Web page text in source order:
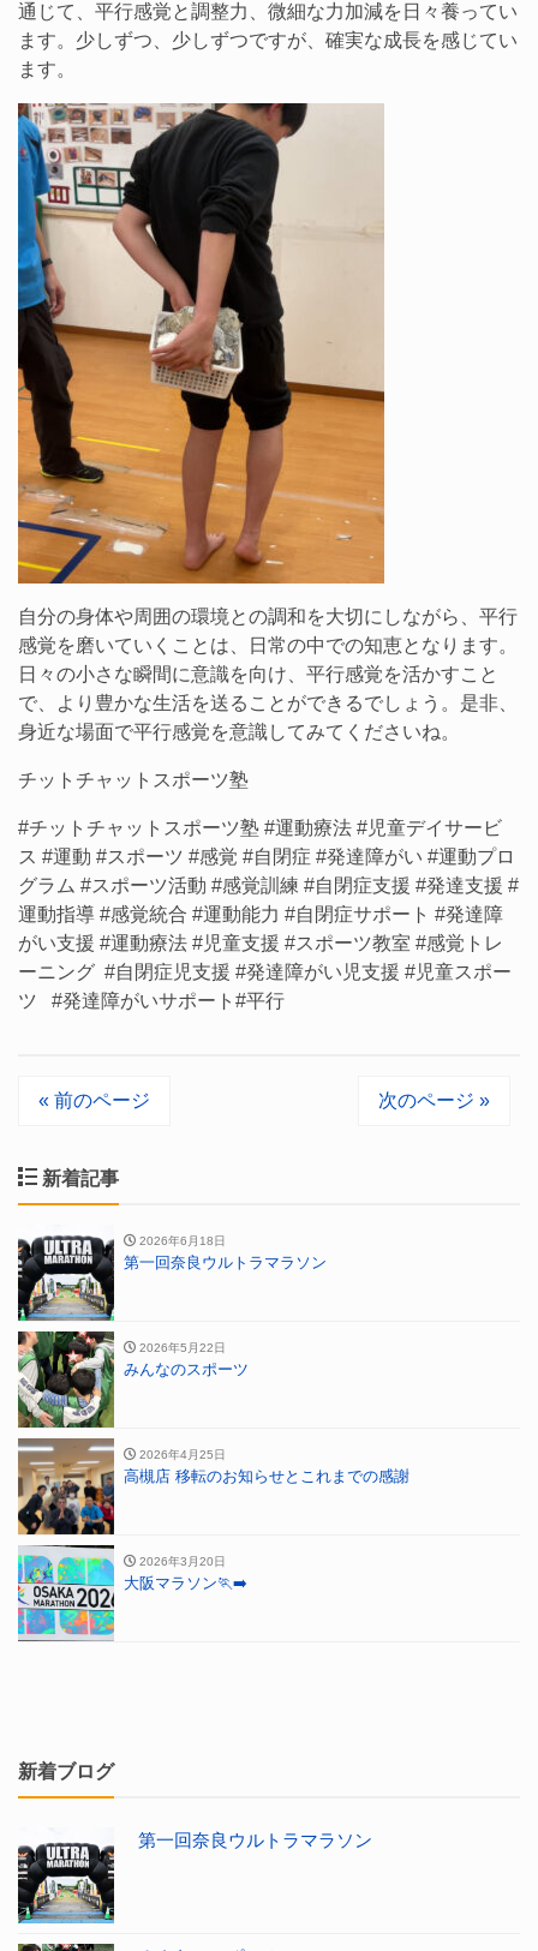
通じて、平行感覚と調整力、微細な力加減を日々養ってい
ます。少しずつ、少しずつですが、確実な成長を感じてい
ます。
自分の身体や周囲の環境との調和を大切にしながら、平行
感覚を磨いていくことは、日常の中での知恵となります。
日々の小さな瞬間に意識を向け、平行感覚を活かすこと
で、より豊かな生活を送ることができるでしょう。是非、
身近な場面で平行感覚を意識してみてくださいね。
チットチャットスポーツ塾
#チットチャットスポーツ塾 #運動療法 #児童デイサービ
ス #運動 #スポーツ #感覚 #自閉症 #発達障がい #運動プロ
グラム #スポーツ活動 #感覚訓練 #自閉症支援 #発達支援 #
運動指導 #感覚統合 #運動能力 #自閉症サポート #発達障
がい支援 #運動療法 #児童支援 #スポーツ教室 #感覚トレ
ーニング #自閉症児支援 #発達障がい児支援 #児童スポー
ツ #発達障がいサポート#平行
« 前のページ 次のページ »
新着記事
2026年6月18日
第一回奈良ウルトラマラソン
2026年5月22日
みんなのスポーツ
2026年4月25日
高槻店 移転のお知らせとこれまでの感謝
2026年3月20日
大阪マラソン🏃‍➡️
新着ブログ
第一回奈良ウルトラマラソン